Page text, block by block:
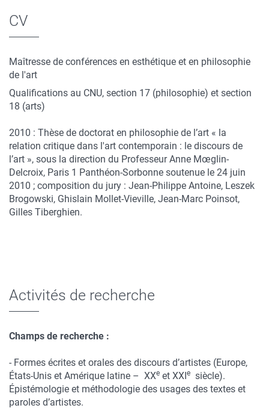
CV
Maîtresse de conférences en esthétique et en philosophie
de l'art
Qualifications au CNU, section 17 (philosophie) et section
18 (arts)
2010 : Thèse de doctorat en philosophie de l’art « la
relation critique dans l'art contemporain : le discours de
l’art », sous la direction du Professeur Anne Mœglin-
Delcroix, Paris 1 Panthéon-Sorbonne soutenue le 24 juin
2010 ; composition du jury : Jean-Philippe Antoine, Leszek
Brogowski, Ghislain Mollet-Vieville, Jean-Marc Poinsot,
Gilles Tiberghien.
Activités de recherche
Champs de recherche :
- Formes écrites et orales des discours d’artistes (Europe,
États-Unis et Amérique latine – XXe et XXIe siècle).
Épistémologie et méthodologie des usages des textes et
paroles d’artistes.